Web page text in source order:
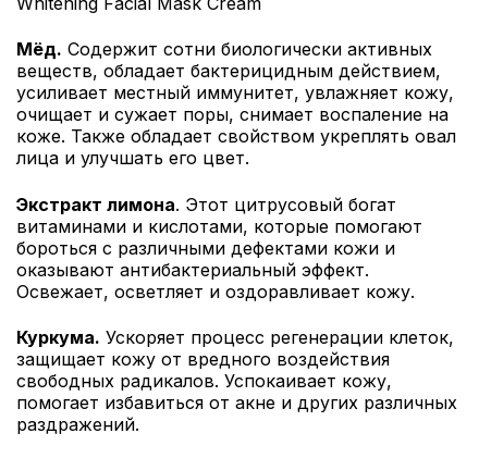
Мёд. Содержит сотни биологически активных
веществ, обладает бактерицидным действием,
усиливает местный иммунитет, увлажняет кожу,
очищает и сужает поры, снимает воспаление на
коже. Также обладает свойством укреплять овал
лица и улучшать его цвет.
Экстракт лимона. Этот цитрусовый богат
витаминами и кислотами, которые помогают
бороться с различными дефектами кожи и
оказывают антибактериальный эффект.
Освежает, осветляет и оздоравливает кожу.
Куркума. Ускоряет процесс регенерации клеток,
защищает кожу от вредного воздействия
свободных радикалов. Успокаивает кожу,
помогает избавиться от акне и других различных
раздражений.